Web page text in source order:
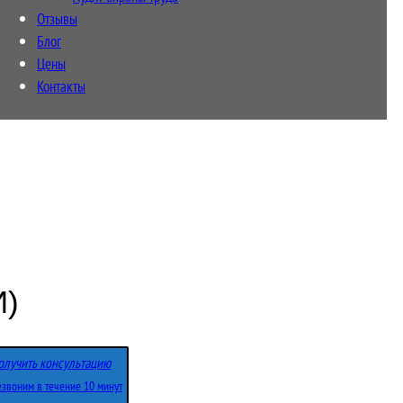
Отзывы
Блог
Цены
Контакты
консультацию
в течение 10 минут